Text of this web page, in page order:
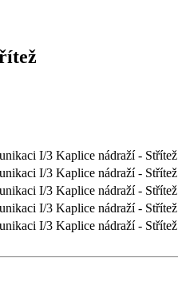
I/3 Kaplice nádraží - Střítež
I/3 Kaplice nádraží - Střítež
I/3 Kaplice nádraží - Střítež
I/3 Kaplice nádraží - Střítež
I/3 Kaplice nádraží - Střítež